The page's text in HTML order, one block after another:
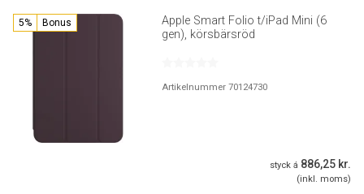
5% Bonus
Apple Smart Folio t/iPad Mini (6
gen), körsbärsröd
Artikelnummer 70124730
styck á 886,25 kr.
(inkl. moms)